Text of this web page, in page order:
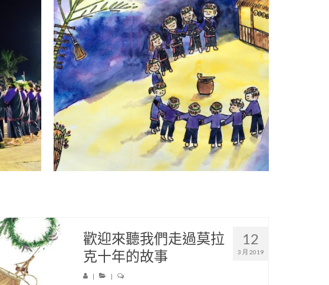
12
3 月 2019
歡迎來聽我們走過莫拉
克十年的故事
| |